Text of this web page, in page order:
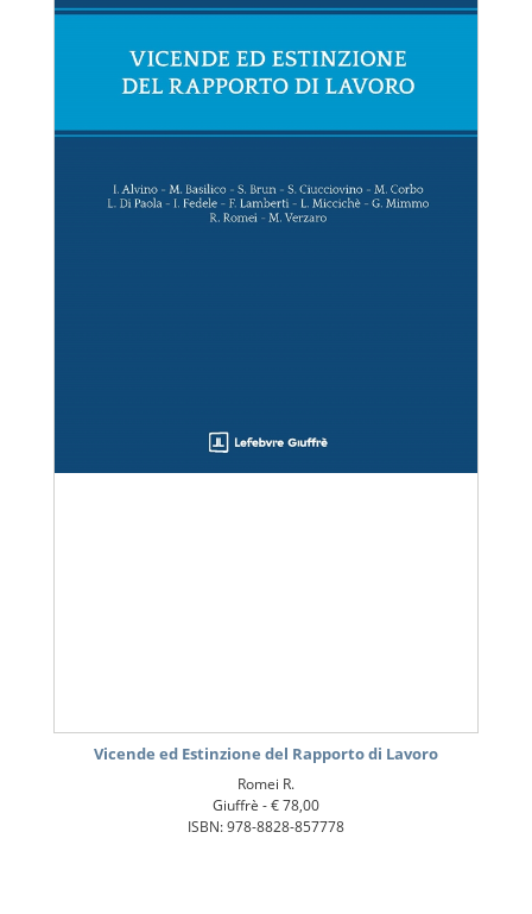
Vicende ed Estinzione del Rapporto di Lavoro
Romei R.
Giuffrè -€ 78,00
ISBN: 978-8828-857778